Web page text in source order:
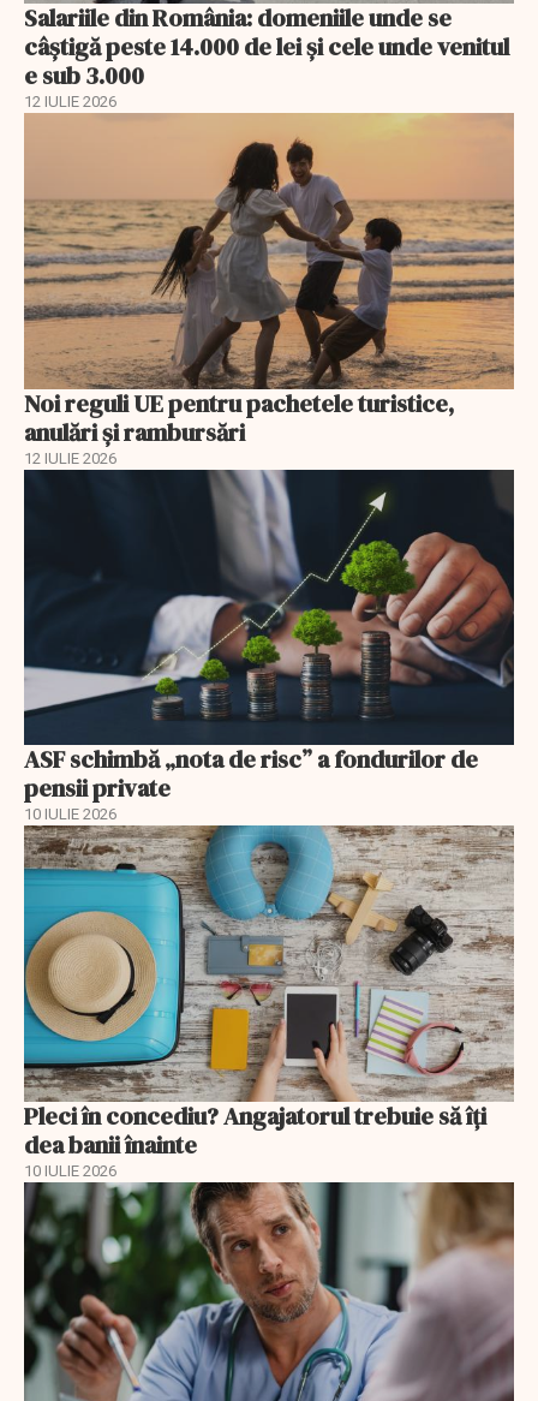
Salariile din România: domeniile unde se
câștigă peste 14.000 de lei și cele unde venitul
e sub 3.000
12 IULIE 2026
Noi reguli UE pentru pachetele turistice,
anulări și rambursări
12 IULIE 2026
ASF schimbă „nota de risc” a fondurilor de
pensii private
10 IULIE 2026
Pleci în concediu? Angajatorul trebuie să îți
dea banii înainte
10 IULIE 2026